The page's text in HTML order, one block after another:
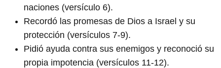
naciones (versículo 6).
Recordó las promesas de Dios a Israel y su
protección (versículos 7-9).
Pidió ayuda contra sus enemigos y reconoció su
propia impotencia (versículos 11-12).